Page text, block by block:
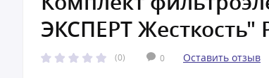
ЭКСПЕРТ Жесткость"
(0) 0 Оставить отзыв